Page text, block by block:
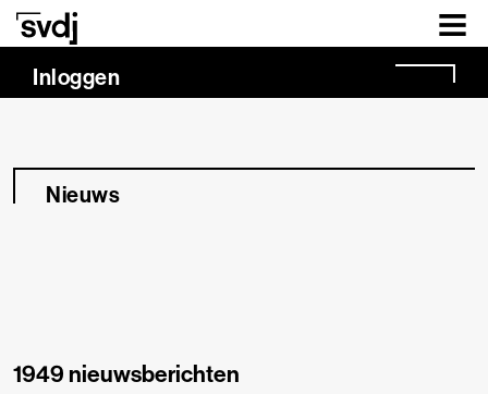
Naar hoofdinhoud
Inloggen
Nieuws
1949 nieuwsberichten